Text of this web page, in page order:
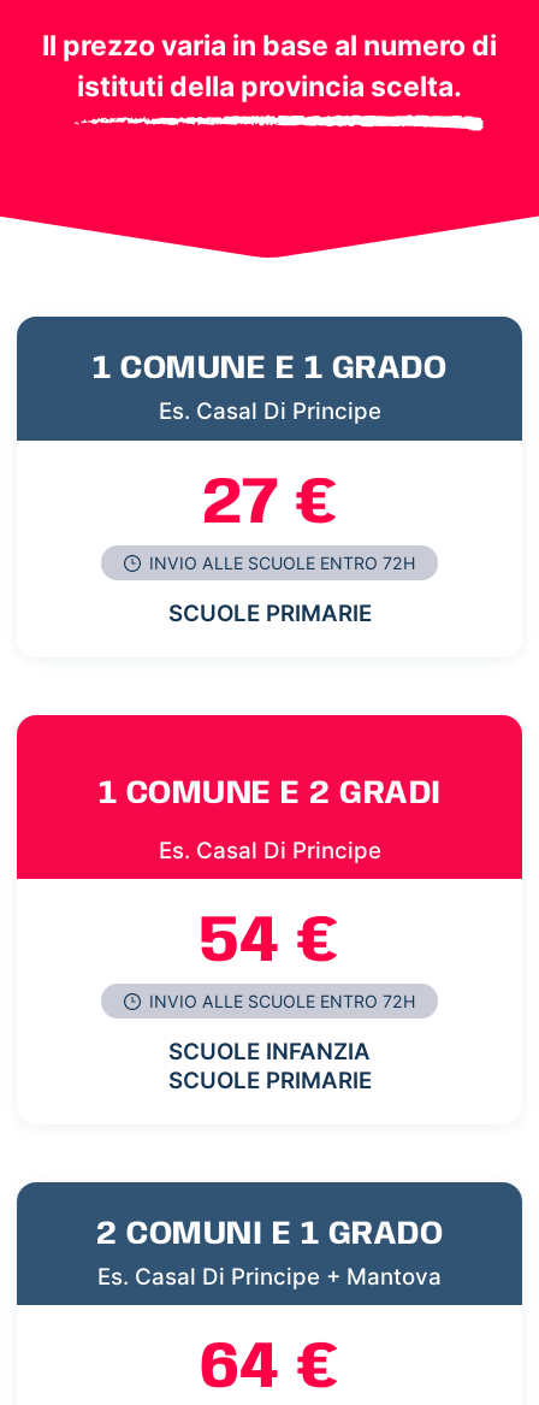
Il prezzo varia in base al numero di
istituti della provincia scelta.
1 COMUNE E 1 GRADO
Es. Casal Di Principe
27 €
INVIO ALLE SCUOLE ENTRO 72H
SCUOLE PRIMARIE
1 COMUNE E 2 GRADI
Es. Casal Di Principe
54 €
INVIO ALLE SCUOLE ENTRO 72H
SCUOLE INFANZIA
SCUOLE PRIMARIE
2 COMUNI E 1 GRADO
Es. Casal Di Principe + Mantova
64 €